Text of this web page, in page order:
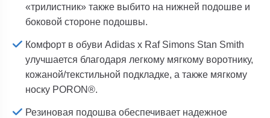
«трилистник» также выбито на нижней подошве и
боковой стороне подошвы.
Комфорт в обуви Adidas x Raf Simons Stan Smith
улучшается благодаря легкому мягкому воротнику,
кожаной/текстильной подкладке, а также мягкому
носку PORON®.
Резиновая подошва обеспечивает надежное